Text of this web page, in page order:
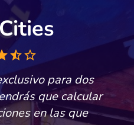
para dos
que calcular
en las que